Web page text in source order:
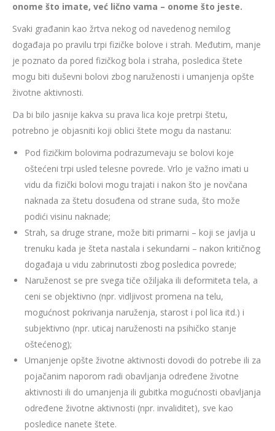
onome što imate, već lično vama – onome što jeste.
Svaki građanin kao žrtva nekog od navedenog nemilog
događaja po pravilu trpi fizičke bolove i strah. Međutim, manje
je poznato da pored fizičkog bola i straha, posledica štete
mogu biti duševni bolovi zbog naruženosti i umanjenja opšte
životne aktivnosti.
Da bi bilo jasnije kakva su prava lica koje pretrpi štetu,
potrebno je objasniti koji oblici štete mogu da nastanu:
Pod fizičkim bolovima podrazumevaju se bolovi koje
oštećeni trpi usled telesne povrede. Vrlo je važno imati u
vidu da fizički bolovi mogu trajati i nakon što je novčana
naknada za štetu dosuđena od strane suda, što može
podići visinu naknade;
Strah, sa druge strane, može biti primarni – koji se javlja u
trenuku kada je šteta nastala i sekundarni – nakon kritičnog
događaja u vidu zabrinutosti zbog posledica povrede;
Naruženost se pre svega tiče ožiljaka ili deformiteta tela, a
ceni se objektivno (npr. vidljivost promena na telu,
mogućnost pokrivanja naruženja, starost i pol lica itd.) i
subjektivno (npr. uticaj naruženosti na psihičko stanje
oštećenog);
Umanjenje opšte životne aktivnosti dovodi do potrebe ili za
pojačanim naporom radi obavljanja određene životne
aktivnosti ili do umanjenja ili gubitka mogućnosti obavljanja
određene životne aktivnosti (npr. invaliditet), sve kao
posledice nanete štete.